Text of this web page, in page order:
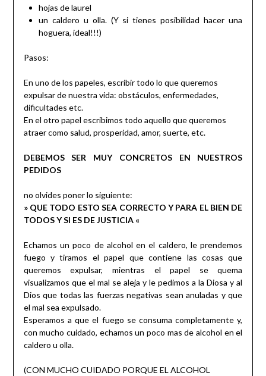
hojas de laurel
un caldero u olla. (Y si tienes posibilidad hacer una
hoguera, ideal!!!)
Pasos:
En uno de los papeles, escribir todo lo que queremos
expulsar de nuestra vida: obstáculos, enfermedades,
dificultades etc.
En el otro papel escribimos todo aquello que queremos
atraer como salud, prosperidad, amor, suerte, etc.
DEBEMOS SER MUY CONCRETOS EN NUESTROS
PEDIDOS
no olvides poner lo siguiente:
» QUE TODO ESTO SEA CORRECTO Y PARA EL BIEN DE
TODOS Y SI ES DE JUSTICIA «
Echamos un poco de alcohol en el caldero, le prendemos
fuego y tiramos el papel que contiene las cosas que
queremos expulsar, mientras el papel se quema
visualizamos que el mal se aleja y le pedimos a la Diosa y al
Dios que todas las fuerzas negativas sean anuladas y que
el mal sea expulsado.
Esperamos a que el fuego se consuma completamente y,
con mucho cuidado, echamos un poco mas de alcohol en el
caldero u olla.
(CON MUCHO CUIDADO PORQUE EL ALCOHOL